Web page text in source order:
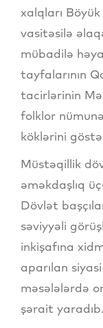
xalqları
vasitəsilə
mübadilə
tayfalarının
tacirlərinin
folklor
köklərini
Müstəqillik
əməkdaşlıq
Dövlət
səviyyəli
inkişafına
aparılan
məsələlərdə
şərait yaradıb.